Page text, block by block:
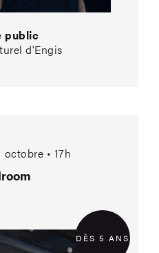
public
d'Engis
octobre • 17h
DÈS 5 ANS